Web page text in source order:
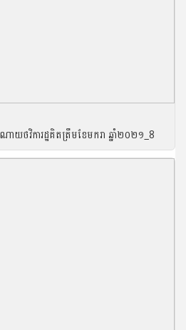
ថវិការដ្ឋគិតត្រឹមខែមករា ឆ្នាំ២០២១_8